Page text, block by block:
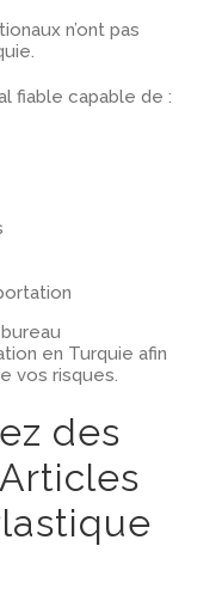
n’ont pas
fiable capable de :
en Turquie afin
vos risques.
des